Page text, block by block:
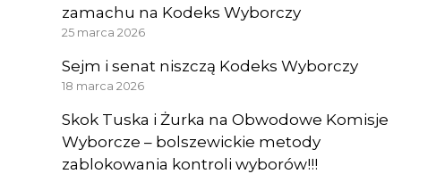
zamachu na Kodeks Wyborczy
25 marca 2026
Sejm i senat niszczą Kodeks Wyborczy
18 marca 2026
Skok Tuska i Żurka na Obwodowe Komisje
Wyborcze – bolszewickie metody
zablokowania kontroli wyborów!!!